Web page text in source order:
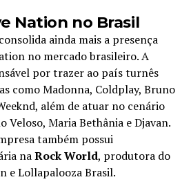
Nation no Brasil
ainda mais a presença
no mercado brasileiro. A
por trazer ao país turnês
como Madonna, Coldplay, Bruno
além de atuar no cenário
Veloso, Maria Bethânia e Djavan.
também possui
naRock World, produtora do
e Lollapalooza Brasil.